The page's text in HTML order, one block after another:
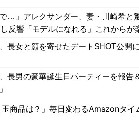
で…」アレクサンダー、妻・川崎希と
反響「モデルになれる」これからが
長女と顔を寄せたデートSHOT公開
長男の豪華誕生日パーティーを報告
玉商品は？」毎日変わるAmazonタイ